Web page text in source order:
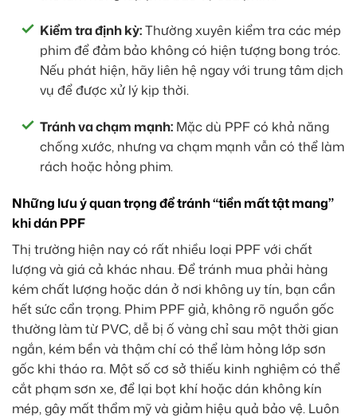
Kiểm tra định kỳ:Thường xuyên kiểm tra các mép
phim để đảm bảo không có hiện tượng bong tróc.
Nếu phát hiện, hãy liên hệ ngay với trung tâm dịch
vụ để được xử lý kịp thời.
Tránh va chạm mạnh: Mặc dù PPF có khả năng
chống xước, nhưng va chạm mạnh vẫn có thể làm
rách hoặc hỏng phim.
Những lưu ý quan trọng để tránh “tiền mất tật mang”
khi dán PPF
Thị trường hiện nay có rất nhiều loại PPF với chất
lượng và giá cả khác nhau. Để tránh mua phải hàng
kém chất lượng hoặc dán ở nơi không uy tín, bạn cần
hết sức cẩn trọng. Phim PPF giả, không rõ nguồn gốc
thường làm từ PVC, dễ bị ố vàng chỉ sau một thời gian
ngắn, kém bền và thậm chí có thể làm hỏng lớp sơn
gốc khi tháo ra. Một số cơ sở thiếu kinh nghiệm có thể
cắt phạm sơn xe, để lại bọt khí hoặc dán không kín
mép, gây mất thẩm mỹ và giảm hiệu quả bảo vệ. Luôn